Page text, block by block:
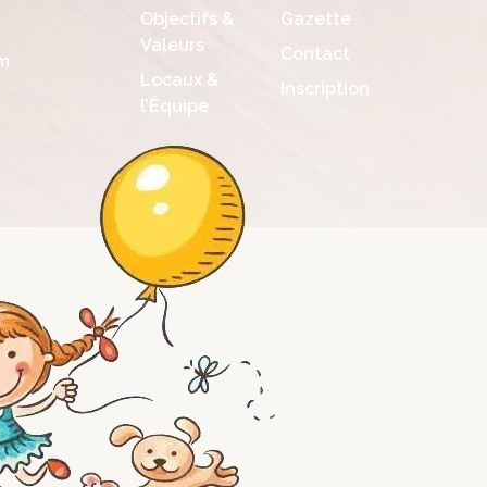
Objectifs &
Valeurs
Locaux &
l’Équipe
Gazette
Contact
Inscription